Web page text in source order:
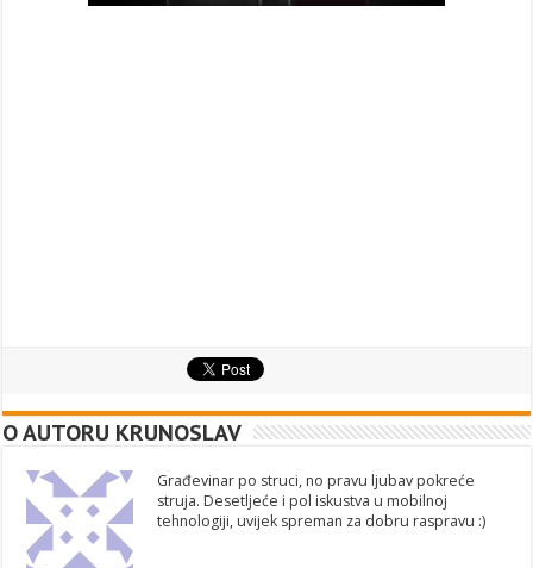
O AUTORU KRUNOSLAV
Građevinar po struci, no pravu ljubav pokreće
struja. Desetljeće i pol iskustva u mobilnoj
tehnologiji, uvijek spreman za dobru raspravu :)